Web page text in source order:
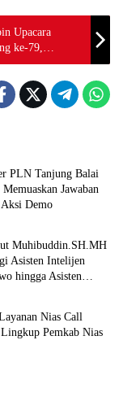
Upacara
ke-79,
PLN Tanjung Balai
Jawaban
Aksi Demo
Muhibuddin.SH.MH
Asisten Intelijen
hingga Asisten
Nias Call
Pemkab Nias